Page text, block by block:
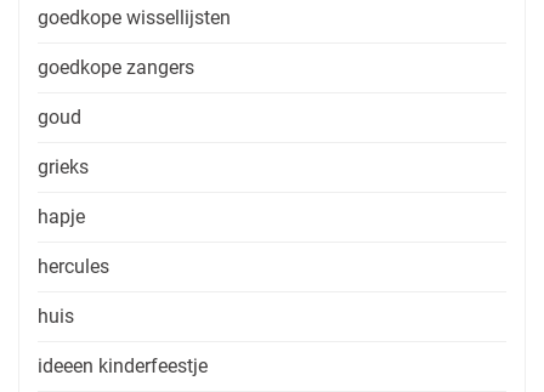
goedkope wissellijsten
goedkope zangers
goud
grieks
hapje
hercules
huis
ideeen kinderfeestje